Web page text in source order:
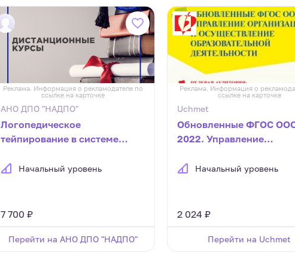
Реклама. Информация о рекламодателе по
ссылке на карточке
АНО ДПО "НАДПО"
Логопедическое
тейпирование в системе
работы по преодолению
Начальный уровень
7 700 ₽
Перейти на АНО ДПО "НАДПО"
Реклама. Информация о
ссылке на карточке
Uchmet
Обновленные ФГОС
2022. Управление
осуществление
Начальный уровень
2 024 ₽
Перейти на Uchmet